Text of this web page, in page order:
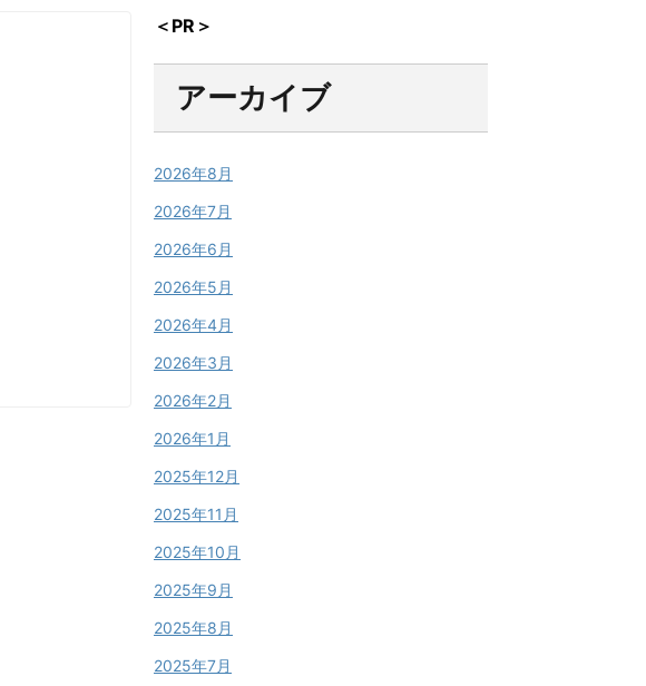
＜PR＞
アーカイブ
2026年8月
2026年7月
2026年6月
2026年5月
2026年4月
2026年3月
2026年2月
2026年1月
2025年12月
2025年11月
2025年10月
2025年9月
2025年8月
2025年7月